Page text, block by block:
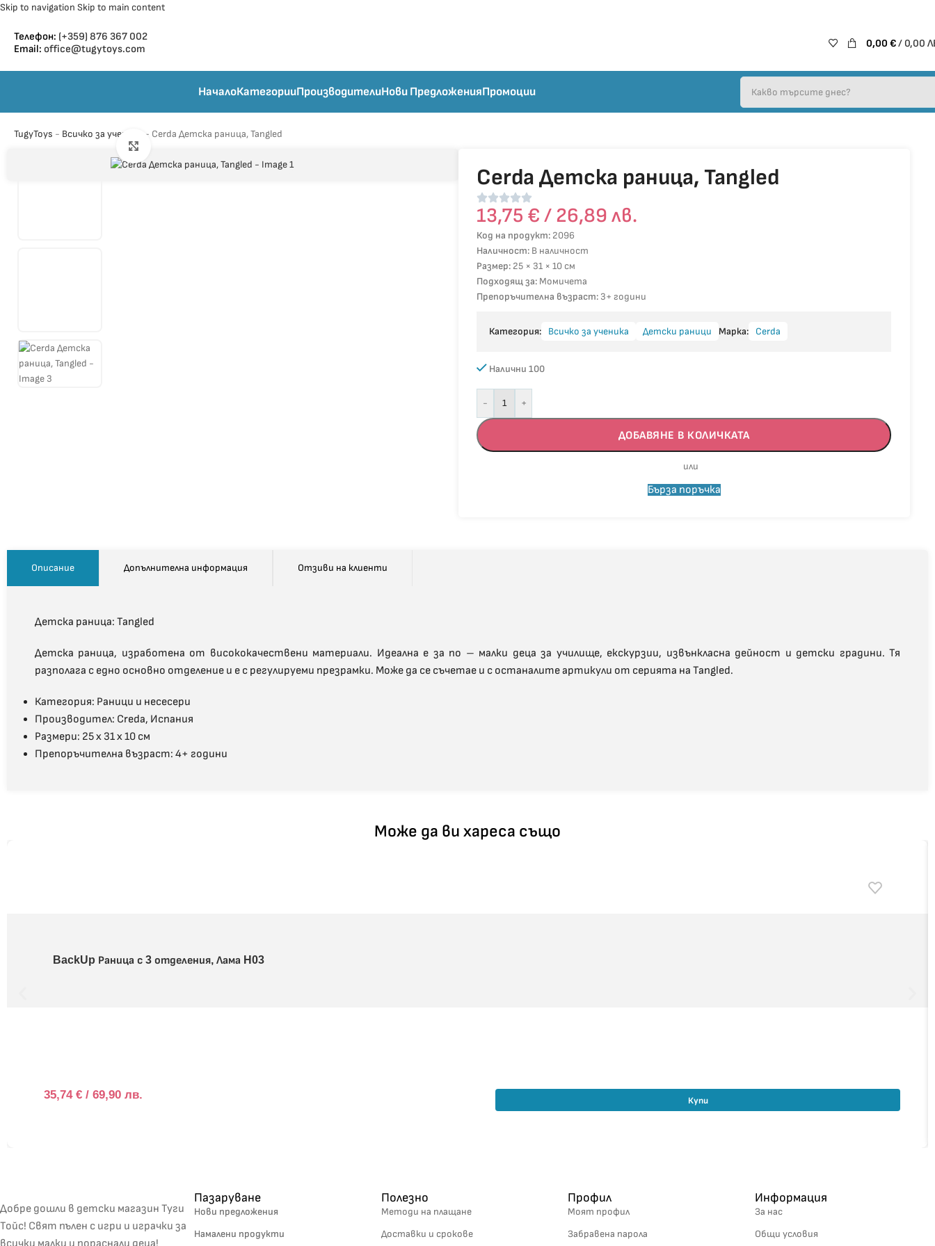
Skip to navigation Skip to main content
Телефон: (+359) 876 367 002
Email: office@tugytoys.com 0,00 €/ 0,00
НачалоКатегорииПроизводителиНови ПредложенияПромоции
TugyToys - Всичко за ученика - Cerda Детска раница, Tangled
Cerda Детска раница, Tangled
13,75 € / 26,89 лв.
Код на продукт: 2096
Наличност: В наличност
Размер: 25 × 31 × 10 см
Подходящ за: Момичета
Препоръчителна възраст: 3+ години
Категория: Всичко за ученика Детски раници Марка: Cerda
Налични 100
- +
ДОБАВЯНЕ В КОЛИЧКАТА
Бърза поръчка
Описание Допълнителна информация Отзиви на клиенти
Детска раница: Tangled
Детска раница, изработена от висококачествени материали. Идеална е за по – малки деца за училище, екскурзии, извънкласна дейност и детски градини. Тя
разполага с едно основно отделение и е с регулируеми презрамки. Може да се съчетае и с останалите артикули от серията на Tangled.
Категория: Раници и несесери
Производител: Creda, Испания
Размери: 25 х 31 х 10 см
Препоръчителна възраст: 4+ години
Може да ви хареса също
BackUp Раница с 3 отделения, Лама H03
35,74 €/ 69,90 лв. Купи
Добре дошли в детски магазин Туги
Тойс! Свят пълен с игри и играчки за
Пазаруване
Нови предложения
Намалени продукти
Полезно
Методи на плащане
Доставки и срокове
Профил
Моят профил
Забравена парола
Информация
За нас
Общи условия